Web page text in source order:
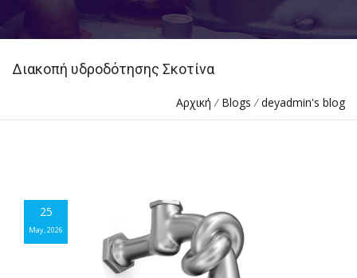
Διακοπή υδροδότησης Σκοτίνα
Αρχική / Blogs /deyadmin's blog
25
May, 2026
25
May, 2026